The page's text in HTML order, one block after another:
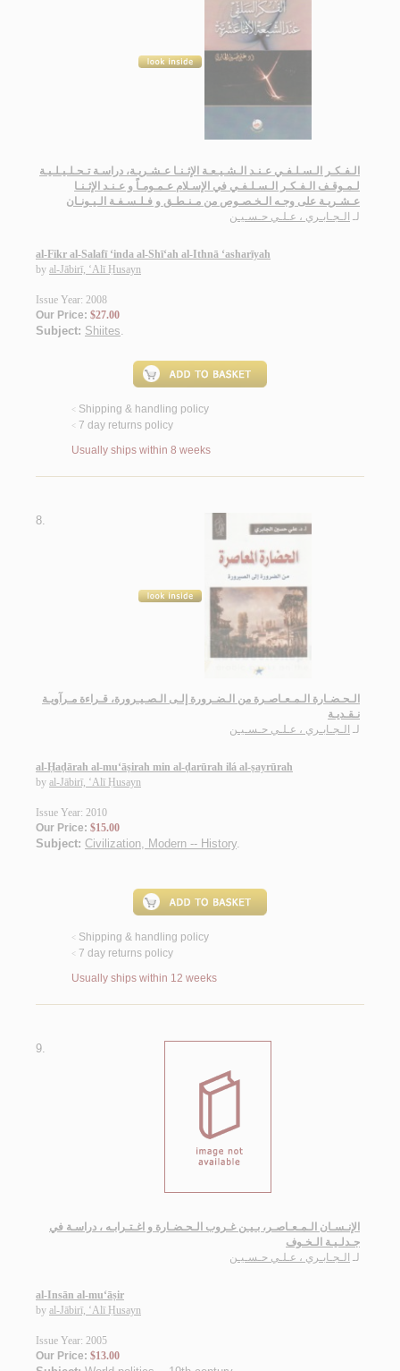
الـفـكـر الـسـلـفـي عـنـد الـشـيـعـة الإثـنـا عـشـريـة، دراسـة تـحـلـيـلـيـة
لـمـوقـف الـفـكـر الـسـلـفـي في الإسـلام عـمـومـاً و عـنـد الإثـنـا
عـشـريـة على وجـه الـخـصـوص من مـنـطـق و فـلـسـفـة الـيـونـان
لـ الـجـابـري ، عـلـي حـسـيـن
al-Fikr al-Salafī ‘inda al-Shī‘ah al-Ithnā ‘asharīyah
by al-Jābirī, ‘Alī Ḥusayn
Issue Year: 2008
Our Price: $27.00
Subject: Shiites.
< Shipping & handling policy
< 7 day returns policy
Usually ships within 8 weeks
8.
الـحـضـارة الـمـعـاصـرة من الـضـرورة إلـى الـصـيـرورة، قـراءة مـرآويـة
نـقـديـة
لـ الـجـابـري ، عـلـي حـسـيـن
al-Ḥaḍārah al-mu‘āṣirah min al-ḍarūrah ilá al-ṣayrūrah
by al-Jābirī, ‘Alī Ḥusayn
Issue Year: 2010
Our Price: $15.00
Subject: Civilization, Modern -- History.
< Shipping & handling policy
< 7 day returns policy
Usually ships within 12 weeks
9.
الإنـسـان الـمـعـاصـر، بـيـن غـروب الـحـضـارة و اغـتـرابـه ، دراسـة في
جـدلـيـة الـخـوف
لـ الـجـابـري ، عـلـي حـسـيـن
al-Insān al-mu‘āṣir
by al-Jābirī, ‘Alī Ḥusayn
Issue Year: 2005
Our Price: $13.00